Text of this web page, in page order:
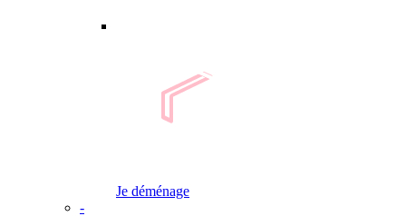
Je déménage
-